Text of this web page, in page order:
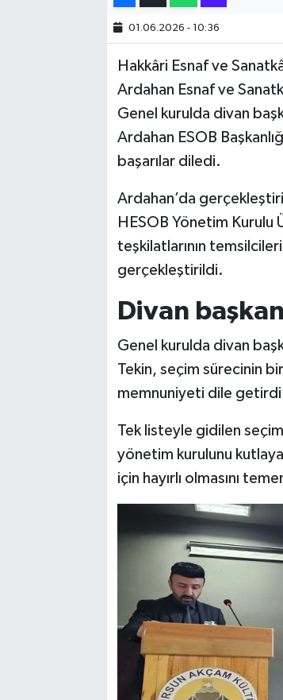
01.06.2026 - 10:36
Hakkâri Esnaf ve
Ardahan Esnaf ve
Genel kurulda divan
Ardahan ESOB
başarılar diledi.
Ardahan’da
HESOB Yönetim Kurulu
teşkilatlarının
gerçekleştirildi.
Divan
Genel kurulda divan
Tekin, seçim sürecinin
memnuniyeti dile
Tek listeyle gidilen
yönetim kurulunu
için hayırlı olmasını